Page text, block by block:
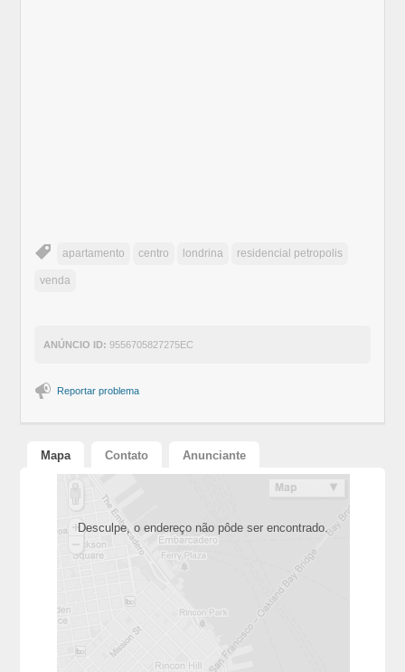
apartamento centro londrina residencial petropolis
venda
ANÚNCIO ID: 9556705827275EC
Reportar problema
Mapa Contato Anunciante
Desculpe, o endereço não pôde ser encontrado.